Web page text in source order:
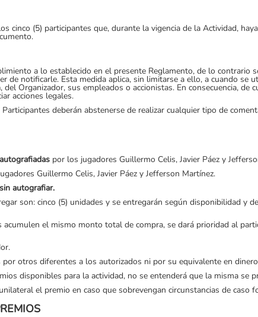
cinco (5) participantes que, durante la vigencia de la Actividad,
a lo establecido en el presente Reglamento, de lo
de notificarle. Esta medida aplica, sin limitarse a ello, a cuando se
Organizador, sus empleados o accionistas. En consecuencia,
acciones legales.
deberán abstenerse de realizar cualquier tipo de
por los jugadores Guillermo Celis, Javier Páez y
Guillermo Celis, Javier Páez y Jefferson Martínez.
autografiar.
son: cinco (5) unidades y se entregarán según disponibilidad
acumulen el mismo monto total de compra, se dará prioridad al
otros diferentes a los autorizados ni por su equivalente en
disponibles para la actividad, no se entenderá que la misma se
el premio en caso que sobrevengan circunstancias de caso